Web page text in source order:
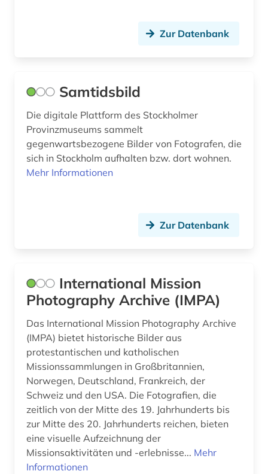
Zur Datenbank
Samtidsbild
Die digitale Plattform des Stockholmer
Provinzmuseums sammelt
gegenwartsbezogene Bilder von Fotografen, die
sich in Stockholm aufhalten bzw. dort wohnen.
Mehr Informationen
Zur Datenbank
International Mission
Photography Archive (IMPA)
Das International Mission Photography Archive
(IMPA) bietet historische Bilder aus
protestantischen und katholischen
Missionssammlungen in Großbritannien,
Norwegen, Deutschland, Frankreich, der
Schweiz und den USA. Die Fotografien, die
zeitlich von der Mitte des 19. Jahrhunderts bis
zur Mitte des 20. Jahrhunderts reichen, bieten
eine visuelle Aufzeichnung der
Missionsaktivitäten und -erlebnisse... Mehr
Informationen